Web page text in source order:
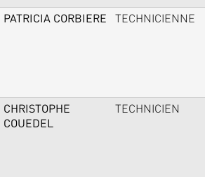
PATRICIA CORBIERE TECHNICIENNE
CHRISTOPHE
COUEDEL
TECHNICIEN